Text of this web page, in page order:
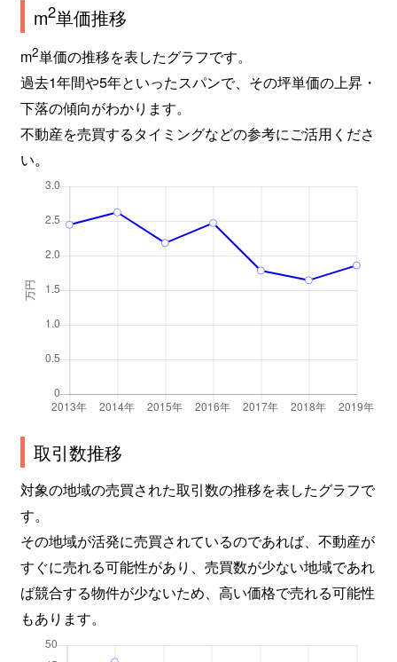
m2単価推移
m2単価の推移を表したグラフです。
過去1年間や5年といったスパンで、その坪単価の上昇・
下落の傾向がわかります。
不動産を売買するタイミングなどの参考にご活用くださ
い。
取引数推移
対象の地域の売買された取引数の推移を表したグラフで
す。
その地域が活発に売買されているのであれば、不動産が
すぐに売れる可能性があり、売買数が少ない地域であれ
ば競合する物件が少ないため、高い価格で売れる可能性
もあります。